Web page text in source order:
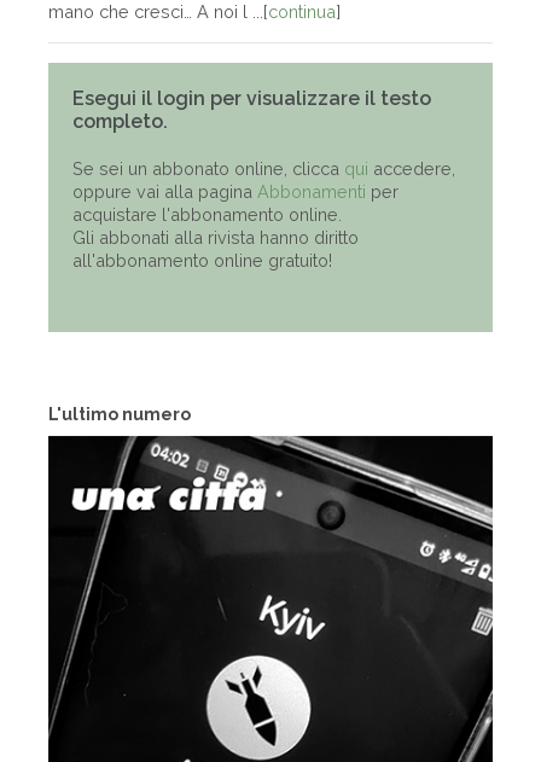
L'ultimo numero
mano che cresci… A noi l ...[continua]
Esegui il login per visualizzare il testo
completo.
Se sei un abbonato online, clicca qui accedere,
oppure vai alla pagina Abbonamenti per
acquistare l'abbonamento online.
Gli abbonati alla rivista hanno diritto
all'abbonamento online gratuito!